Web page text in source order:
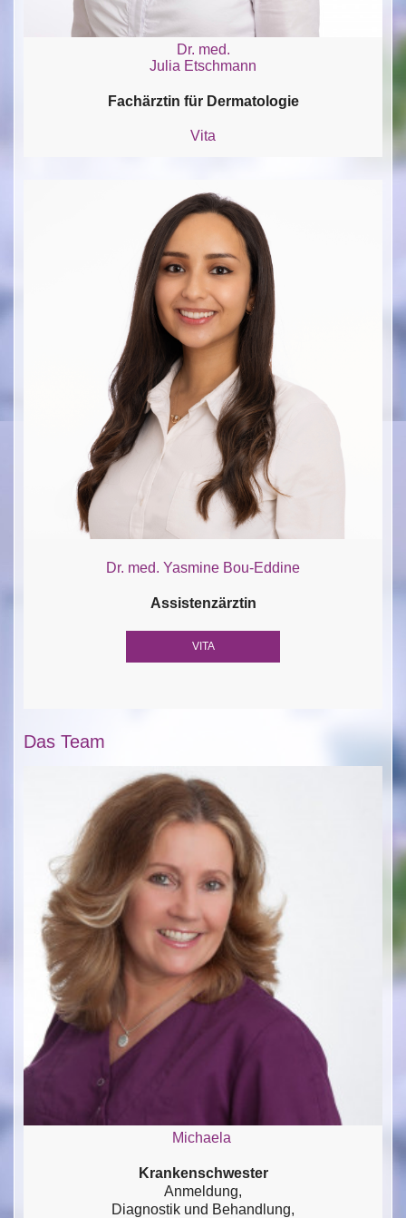
Dr. med.
Julia Etschmann
Fachärztin für Dermatologie
Vita
Dr. med. Yasmine Bou-Eddine
Assistenzärztin
VITA
Das Team
Michaela
Krankenschwester
Anmeldung,
Diagnostik und Behandlung,